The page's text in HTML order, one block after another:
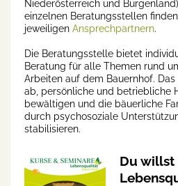
Niederösterreich und
einzelnen Beratungsstellen
jeweiligen Ansprechpartnern.
Die Beratungsstelle bietet
Beratung für alle Themen rund
Arbeiten auf dem Bauernhof.
ab, persönliche und betriebliche
bewältigen und die bäuerliche
durch psychosoziale
stabilisieren.
Du willst